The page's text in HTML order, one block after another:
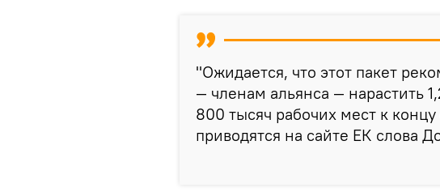
"Ожидается, что этот пакет
— членам альянса — нарастить
800 тысяч рабочих мест к
приводятся на сайте ЕК слова